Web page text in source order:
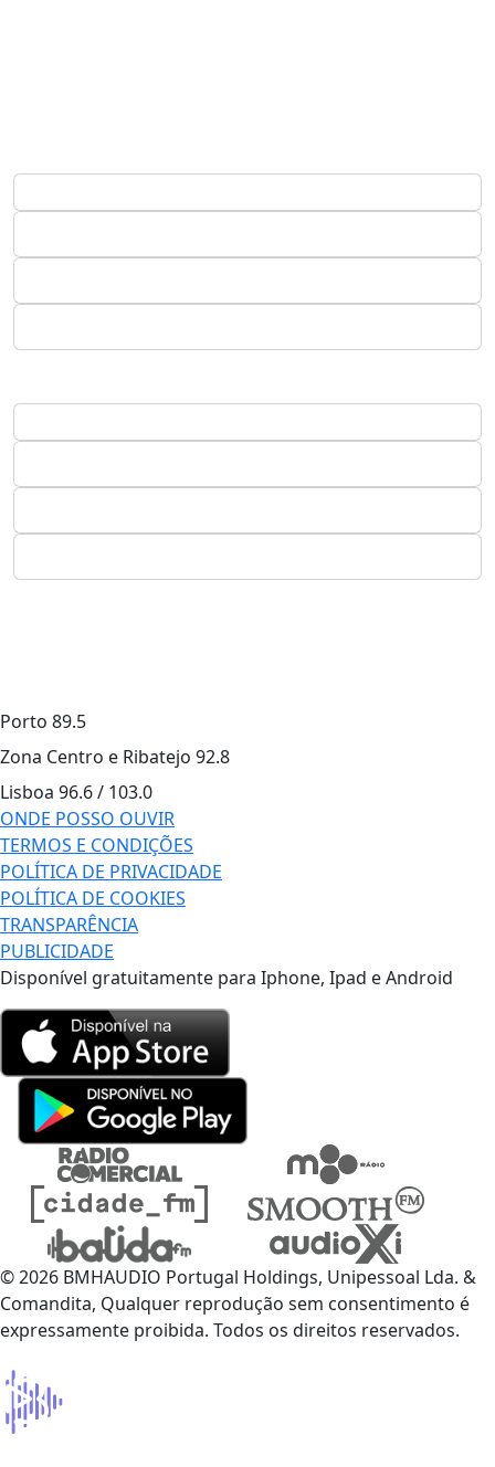
Porto 89.5
Zona Centro e Ribatejo 92.8
Lisboa 96.6 / 103.0
ONDE POSSO OUVIR
TERMOS E CONDIÇÕES
POLÍTICA DE PRIVACIDADE
POLÍTICA DE COOKIES
TRANSPARÊNCIA
PUBLICIDADE
Disponível gratuitamente para Iphone, Ipad e Android
© 2026 BMHAUDIO Portugal Holdings, Unipessoal Lda. &
Comandita, Qualquer reprodução sem consentimento é
expressamente proibida. Todos os direitos reservados.